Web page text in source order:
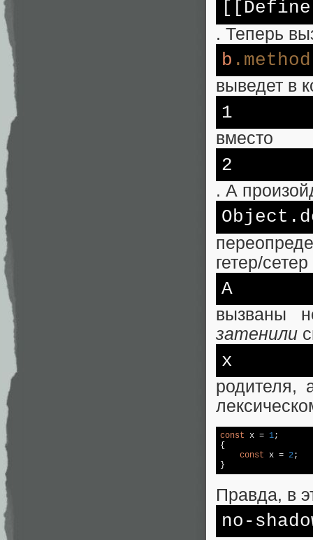
. Теперь
b .method
выведет в
1
вместо
2
. А
Object
гетер/
A
вызваны
затенили
x
родителя,
const x = 1;
{
const x = 2;
}
Правда, в
no -